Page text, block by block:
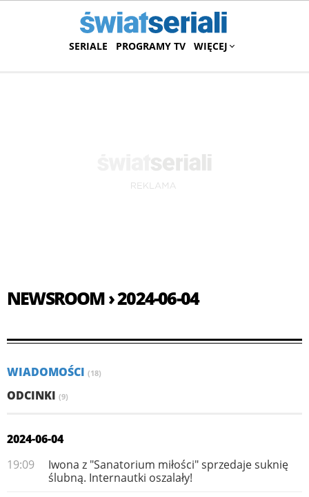
SERIALE PROGRAMY TV WIĘCEJ
NEWSROOM › 2024-06-04
WIADOMOŚCI (18)
ODCINKI (9)
2024-06-04
19:09
Iwona z "Sanatorium miłości" sprzedaje suknię
ślubną. Internautki oszalały!